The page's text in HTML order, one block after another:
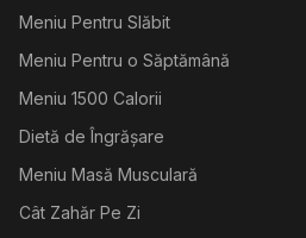
Meniu Pentru Slăbit
Meniu Pentru o Săptămână
Meniu 1500 Calorii
Dietă de Îngrășare
Meniu Masă Musculară
Cât Zahăr Pe Zi